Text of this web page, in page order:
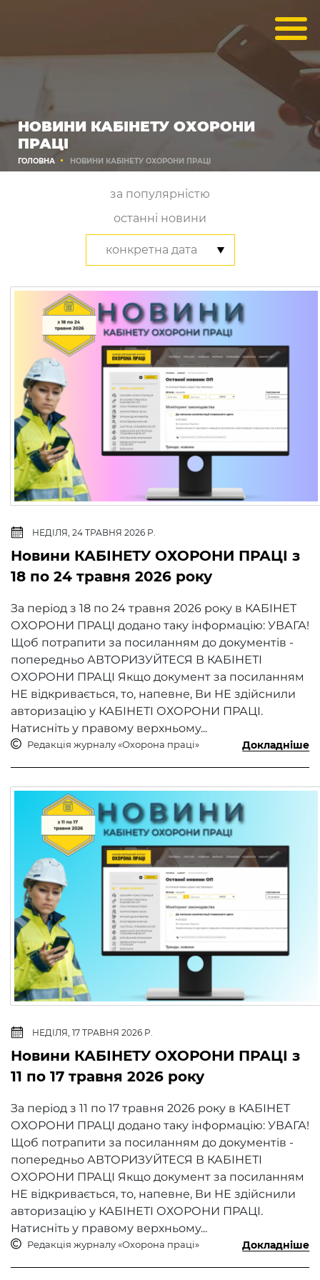
НОВИНИ КАБІНЕТУ ОХОРОНИ
ПРАЦІ
ГОЛОВНА НОВИНИ КАБІНЕТУ ОХОРОНИ ПРАЦІ
за популярністю
останні новини
конкретна дата
НЕДІЛЯ, 24 ТРАВНЯ 2026 Р.
Новини КАБІНЕТУ ОХОРОНИ ПРАЦІ з
18 по 24 травня 2026 року
За період з 18 по 24 травня 2026 року​ в КАБІНЕТ
ОХОРОНИ ПРАЦІ додано таку інформацію: УВАГА!
Щоб потрапити за посиланням до документів -
попередньо АВТОРИЗУЙТЕСЯ В КАБІНЕТІ
ОХОРОНИ ПРАЦІ Якщо документ за посиланням
НЕ відкривається, то, напевне, Ви НЕ здійснили
авторизацію у КАБІНЕТІ ОХОРОНИ ПРАЦІ.
Натисніть у правому верхньому...
Редакція журналу «Охорона праці» Докладніше
НЕДІЛЯ, 17 ТРАВНЯ 2026 Р.
Новини КАБІНЕТУ ОХОРОНИ ПРАЦІ з
11 по 17 травня 2026 року
За період з 11 по 17 травня 2026 року​ в КАБІНЕТ
ОХОРОНИ ПРАЦІ додано таку інформацію: УВАГА!
Щоб потрапити за посиланням до документів -
попередньо АВТОРИЗУЙТЕСЯ В КАБІНЕТІ
ОХОРОНИ ПРАЦІ Якщо документ за посиланням
НЕ відкривається, то, напевне, Ви НЕ здійснили
авторизацію у КАБІНЕТІ ОХОРОНИ ПРАЦІ.
Натисніть у правому верхньому...
Редакція журналу «Охорона праці» Докладніше